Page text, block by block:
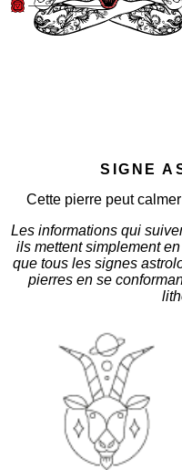
SIGNE
Cette pierre peut
Les informations qui
ils mettent simplement
que tous les signes
pierres en se